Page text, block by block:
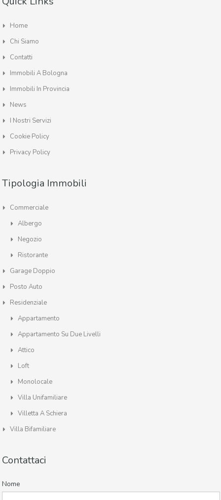
Home
Chi Siamo
Contatti
Immobili A Bologna
Immobili In Provincia
News
I Nostri Servizi
Cookie Policy
Privacy Policy
Tipologia Immobili
Commerciale
Albergo
Negozio
Ristorante
Garage Doppio
Posto Auto
Residenziale
Appartamento
Appartamento Su Due Livelli
Attico
Loft
Monolocale
Villa Unifamiliare
Villetta A Schiera
Villa Bifamiliare
Contattaci
Nome